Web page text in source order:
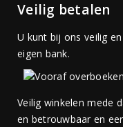
Veilig betalen
U kunt bij ons veilig
eigen bank.
Veilig winkelen mede
en betrouwbaar en